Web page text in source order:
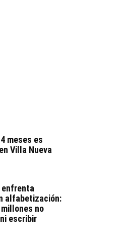
meses es
Villa Nueva
enfrenta
alfabetización:
no
escribir